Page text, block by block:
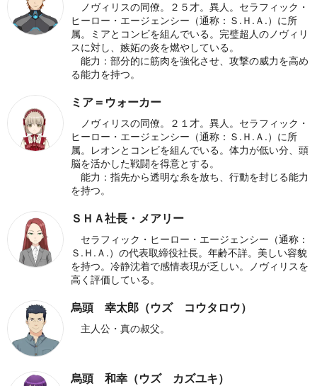
ノヴィリスの同僚。２５才。異人。セラフィック・
ヒーロー・エージェンシー（通称：Ｓ.Ｈ.Ａ.）に所
属。ミアとコンビを組んでいる。完璧超人のノヴィリ
スに対し、嫉妬の炎を燃やしている。
能力：部分的に筋肉を強化させ、攻撃の威力を高め
る能力を持つ。
ミア＝ウォーカー
ノヴィリスの同僚。２１才。異人。セラフィック・
ヒーロー・エージェンシー（通称：Ｓ.Ｈ.Ａ.）に所
属。レオンとコンビを組んでいる。体力が低い分、頭
脳を活かした戦闘を得意とする。
能力：指先から透明な糸を放ち、行動を封じる能力
を持つ。
ＳＨＡ社長・メアリー
セラフィック・ヒーロー・エージェンシー（通称：
Ｓ.Ｈ.Ａ.）の代表取締役社長。年齢不詳。美しい容貌
を持つ。冷静沈着で感情表現が乏しい。ノヴィリスを
高く評価している。
烏頭 幸太郎（ウズ コウタロウ）
主人公・真の叔父。
烏頭 和幸（ウズ カズユキ）